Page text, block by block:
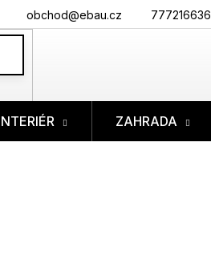
777216636
obchod@ebau.cz
ZAHRADA